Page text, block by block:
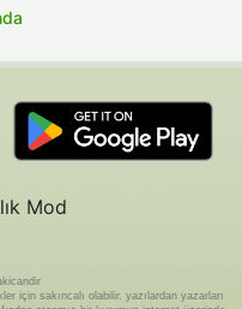
Mod
için sakıncalı olabilir. yazılardan yazarları